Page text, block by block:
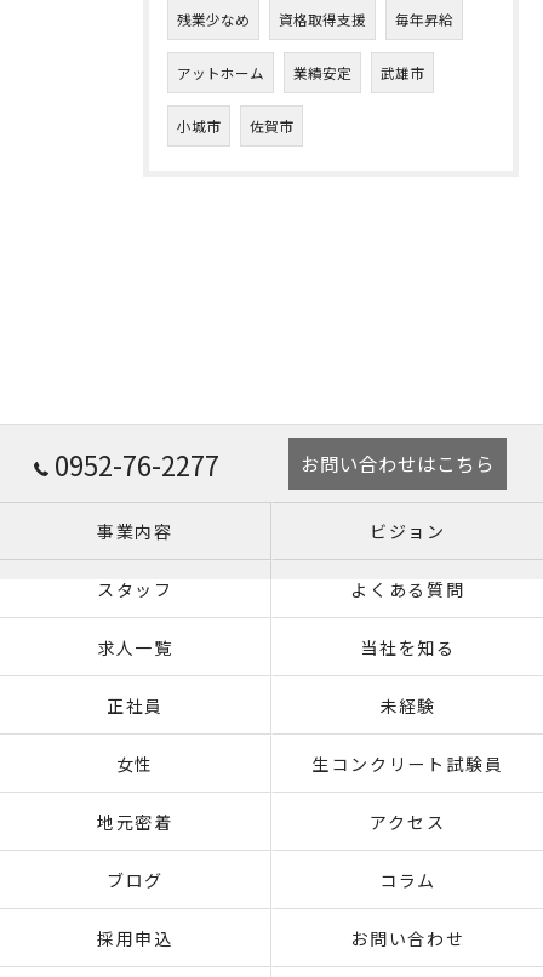
残業少なめ 資格取得支援 毎年昇給
アットホーム 業績安定 武雄市
小城市 佐賀市
0952-76-2277 お問い合わせはこちら
事業内容 ビジョン
スタッフ よくある質問
求人一覧 当社を知る
正社員 未経験
女性 生コンクリート試験員
地元密着 アクセス
ブログ コラム
採用申込 お問い合わせ